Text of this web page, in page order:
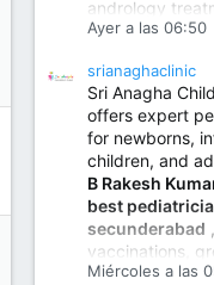
andrology
years of
invasive and
techniques.
Best Urologist in Vijayawada |
Dr. A. V.
the Best
Ayer a las 06:50
srianaghaclinic
Sri Anagha
offers expert
for newborns,
children, and
B Rakesh
best
secunderabad
vaccinations,
monitoring,
Miércoles a las